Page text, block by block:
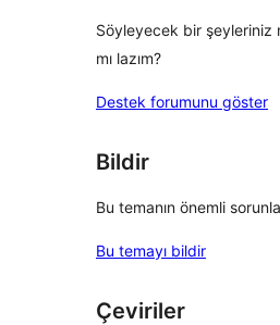
Söyleyecek bir şeyleriniz
mı lazım?
Destek forumunu göster
Bildir
Bu temanın önemli
Bu temayı bildir
Çeviriler